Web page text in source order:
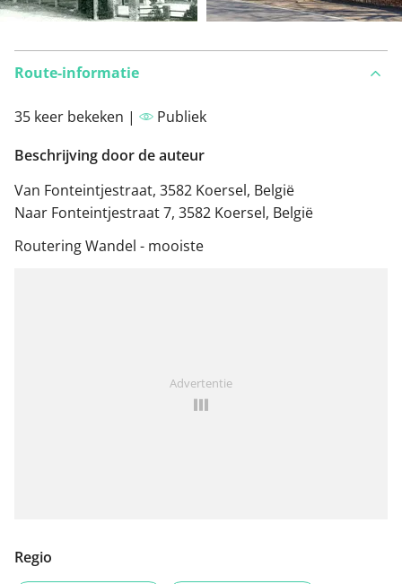
Route-informatie
35 keer bekeken |
Publiek
Beschrijving door de auteur
Van Fonteintjestraat, 3582 Koersel, België
Naar Fonteintjestraat 7, 3582 Koersel, België
Routering Wandel - mooiste
Advertentie
Regio